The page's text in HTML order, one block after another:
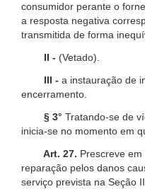
consumidor perante o
a resposta negativa
transmitida de forma
II - (Vetado).
III - a instauração de
encerramento.
§ 3° Tratando-se de
inicia-se no momento em
Art. 27. Prescreve
reparação pelos danos
serviço prevista na Seção